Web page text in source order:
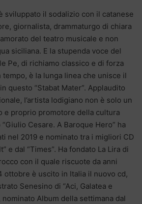
sviluppato il sodalizio con il catanese
giornalista, drammaturgo di chiara
del teatro musicale e non
siciliana. E la stupenda voce del
Pe, di richiamo classico e di forza
tempo, è la lunga linea che unisce il
questo “Stabat Mater”. Applaudito
l’artista lodigiano non è solo un
e proprio promotore della cultura
Cesare. A Baroque Hero” ha
nel 2019 e nominato tra i migliori CD
e dal “Times”. Ha fondato La Lira di
con il quale riscuote da anni
ottobre è uscito in Italia il nuovo cd,
Senesino di “Aci, Galatea e
nominato Album della settimana dal